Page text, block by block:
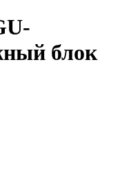
блок